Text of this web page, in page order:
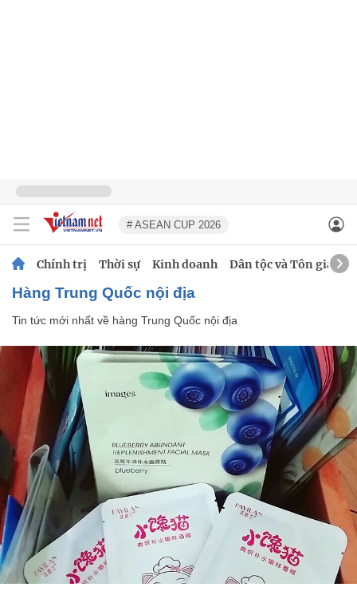
# ASEAN CUP 2026
Chính trị Thời sự Kinh doanh Dân tộc và Tôn giáo
hàng Trung Quốc nội địa
Tin tức mới nhất về hàng Trung Quốc nội địa